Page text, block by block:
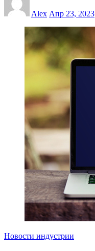
Alex Апр 23, 2023
Новости индустрии